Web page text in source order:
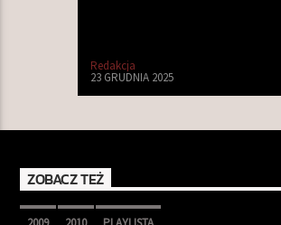
Redakcja
23 GRUDNIA 2025
ZOBACZ TEŻ